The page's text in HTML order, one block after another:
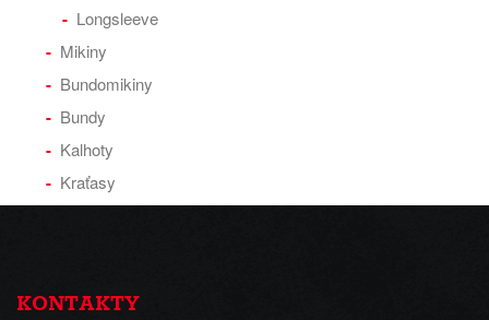
Longsleeve
Mikiny
Bundomikiny
Bundy
Kalhoty
Kraťasy
KONTAKTY